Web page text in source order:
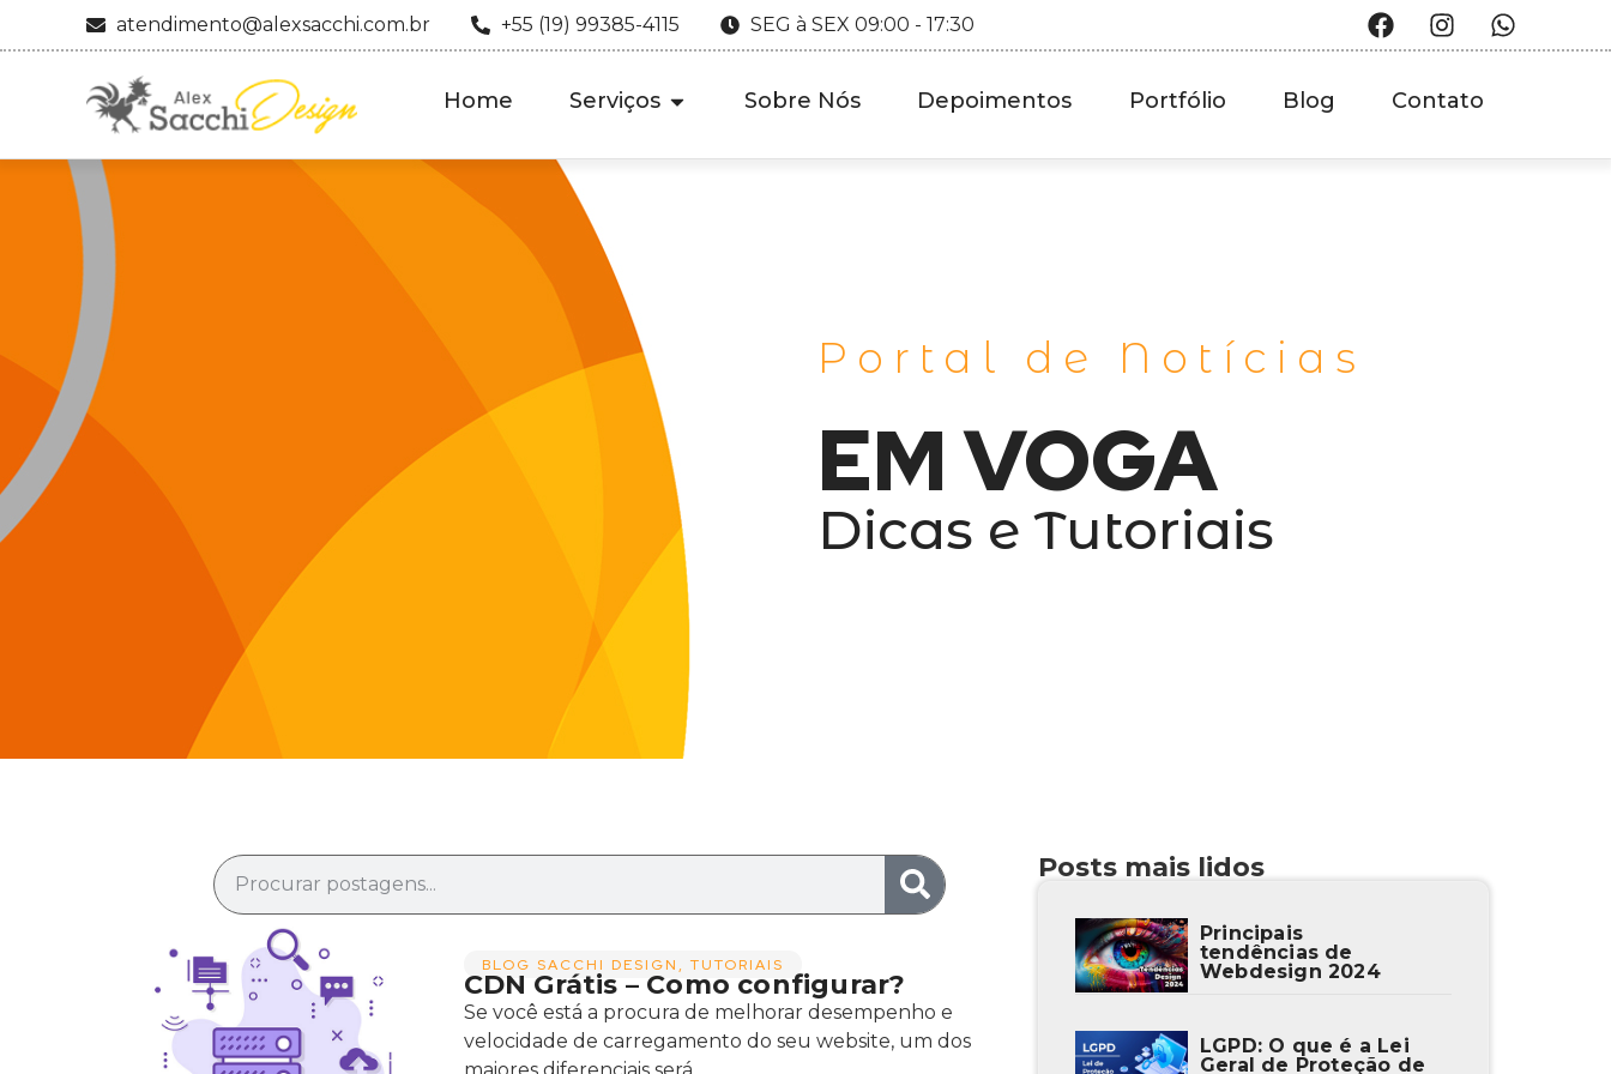
atendimento@alexsacchi.com.br +55 (19) 99385-4115 SEG à SEX 09:00 - 17:30
Home Serviços Sobre Nós Depoimentos Portfólio Blog Contato
Portal de Notícias
EM VOGA
Dicas e Tutoriais
BLOG SACCHI DESIGN , TUTORIAIS
CDN Grátis – Como configurar?
Se você está a procura de melhorar desempenho e
velocidade de carregamento do seu website, um dos
Posts mais lidos
Principais
tendências de
Webdesign 2024
LGPD: O que é a Lei
Geral de Proteção de